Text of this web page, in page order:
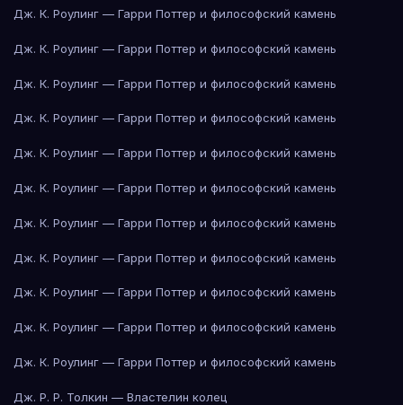
Дж. К. Роулинг — Гарри Поттер и философский камень
Дж. К. Роулинг — Гарри Поттер и философский камень
Дж. К. Роулинг — Гарри Поттер и философский камень
Дж. К. Роулинг — Гарри Поттер и философский камень
Дж. К. Роулинг — Гарри Поттер и философский камень
Дж. К. Роулинг — Гарри Поттер и философский камень
Дж. К. Роулинг — Гарри Поттер и философский камень
Дж. К. Роулинг — Гарри Поттер и философский камень
Дж. К. Роулинг — Гарри Поттер и философский камень
Дж. К. Роулинг — Гарри Поттер и философский камень
Дж. К. Роулинг — Гарри Поттер и философский камень
Дж. Р. Р. Толкин — Властелин колец